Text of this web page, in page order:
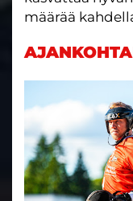
määrää